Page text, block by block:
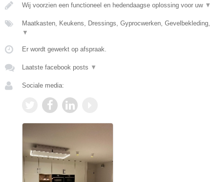
Wij voorzien een functioneel en hedendaagse oplossing voor uw ▼
Maatkasten, Keukens, Dressings, Gyprocwerken, Gevelbekleding,
▼
Er wordt gewerkt op afspraak.
Laatste facebook posts ▼
Sociale media: